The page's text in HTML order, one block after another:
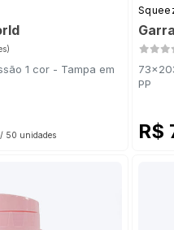
1 cor - Tampa em
/ 50 unidades
PP
R$